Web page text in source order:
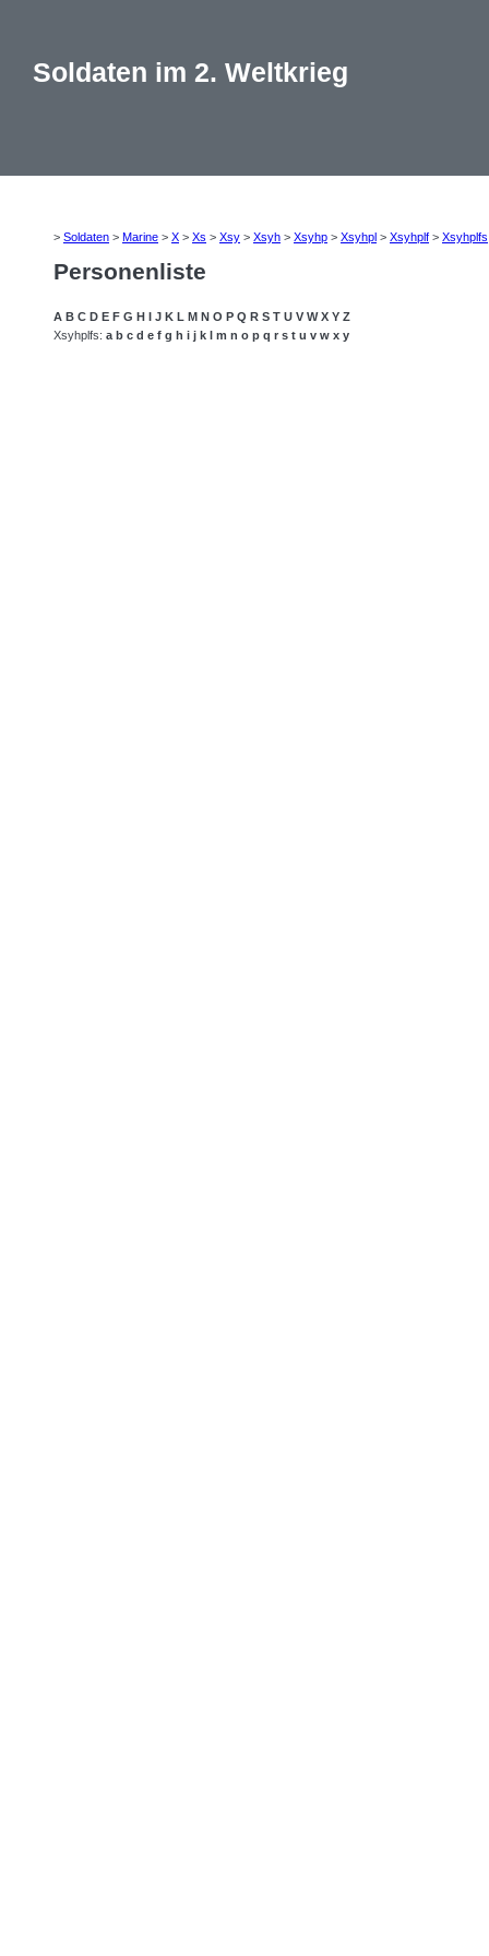
Soldaten im 2. Weltkrieg
> Soldaten > Marine > X > Xs > Xsy > Xsyh > Xsyhp > Xsyhpl > Xsyhplf > Xsyhplfs
Personenliste
A B C D E F G H I J K L M N O P Q R S T U V W X Y Z
Xsyhplfs: a b c d e f g h i j k l m n o p q r s t u v w x y